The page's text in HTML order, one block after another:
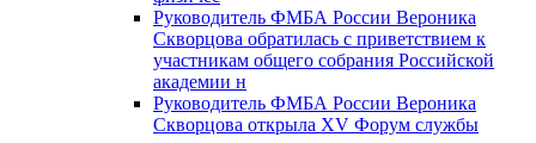
Руководитель ФМБА России Вероника
Скворцова обратилась с приветствием к
участникам общего собрания Российской
академии н
Руководитель ФМБА России Вероника
Скворцова открыла XV Форум службы